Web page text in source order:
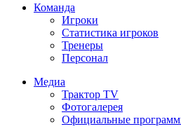
Команда
Игроки
Статистика игроков
Тренеры
Персонал
Медиа
Трактор TV
Фотогалерея
Официальные